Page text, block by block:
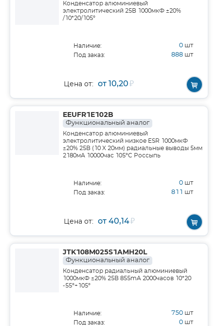
Конденсатор алюминиевый
электролитический 25В 1000мкФ ±20%
/10*20/105°
Наличие: 0 шт
Под заказ: 888 шт
Цена от: от 10,20₽
EEUFR1E102B
Функциональный аналог
Конденсатор алюминиевый
электролитический низкое ESR 1000мкФ
±20% 25В (10 X 20мм) радиальные выводы 5мм
2180мА 10000час 105°С Россыпь
Наличие: 0 шт
Под заказ: 811 шт
Цена от: от 40,14₽
JTK108M025S1AMH20L
Функциональный аналог
Конденсатор радиальный алюминиевый
1000мкФ ±20% 25В 855mA 2000часов 10*20
-55°+105°
Наличие: 750 шт
Под заказ: 0 шт